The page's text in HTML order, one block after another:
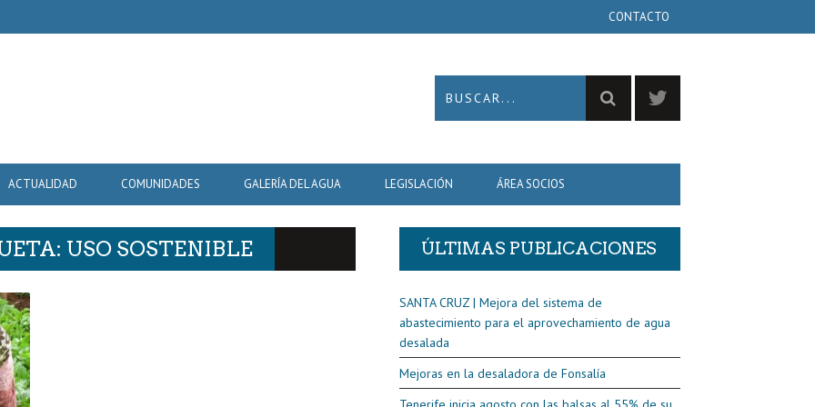
CONTACTO
ACTUALIDAD COMUNIDADES GALERÍA DEL AGUA LEGISLACIÓN ÁREA SOCIOS
USO SOSTENIBLE ÚLTIMAS PUBLICACIONES
SANTA CRUZ | Mejora del sistema de
abastecimiento para el aprovechamiento de agua
desalada
Mejoras en la desaladora de Fonsalía